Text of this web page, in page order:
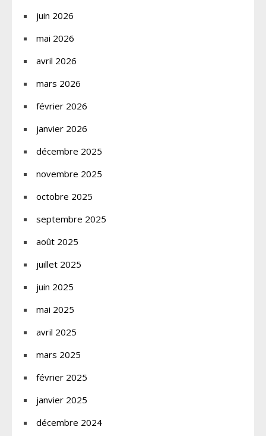
juin 2026
mai 2026
avril 2026
mars 2026
février 2026
janvier 2026
décembre 2025
novembre 2025
octobre 2025
septembre 2025
août 2025
juillet 2025
juin 2025
mai 2025
avril 2025
mars 2025
février 2025
janvier 2025
décembre 2024